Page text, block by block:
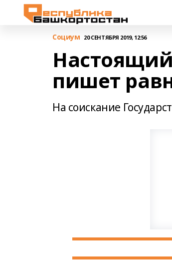
Cоциум 20 СЕНТЯБРЯ 2019, 12:56
пишет
На соискание